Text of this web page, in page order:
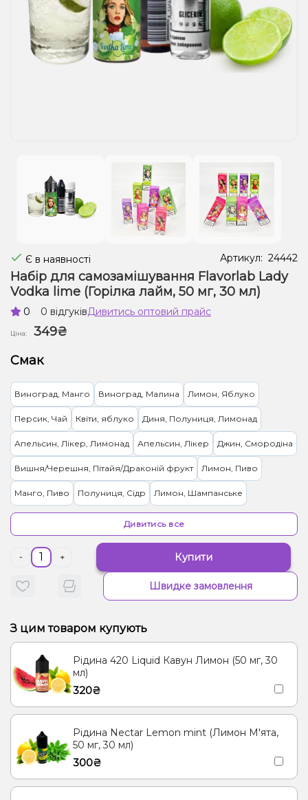
Рідини для електронних сигарет
Подарункові набори
Є в наявності Артикул: 24442
Набір для самозамішування Flavorlab Lady
Vodka lime (Горілка лайм, 50 мг, 30 мл)
0 0 відгуківДивитись оптовий прайс
Ціна:
349₴
Смак
Виноград, Манго Виноград, Малина Лимон, Яблуко
Персик, Чай Квіти, яблуко Диня, Полуниця, Лимонад
Апельсин, Лікер, Лимонад Апельсин, Лікер Джин, Смородіна
Вишня/Черешня, Пітайя/Драконій фрукт Лимон, Пиво
Манго, Пиво Полуниця, Сідр Лимон, Шампанське
Дивитись все
- + Купити
Швидке замовлення
З цим товаром купують
Рідина 420 Liquid Кавун Лимон (50 мг, 30
мл)
320₴
Рідина Nectar Lemon mint (Лимон М'ята,
50 мг, 30 мл)
300₴